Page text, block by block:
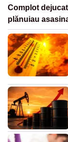
Complot
plănuiau